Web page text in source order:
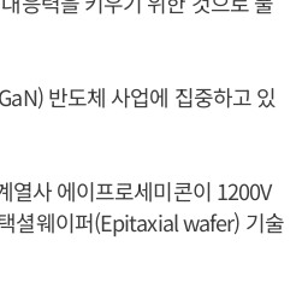
반도체 사업에 집중하고 있
열사 에이프로세미콘이 1200V
셜웨이퍼(Epitaxial wafer) 기술